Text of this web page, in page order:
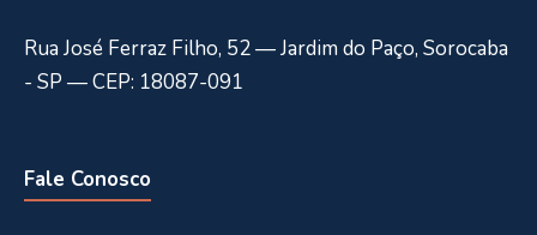
Rua José Ferraz Filho, 52 — Jardim do Paço, Sorocaba
- SP — CEP: 18087-091
Fale Conosco